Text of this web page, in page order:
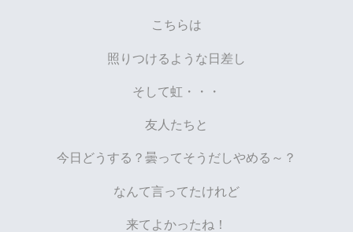
こちらは
照りつけるような日差し
そして虹・・・
友人たちと
今日どうする？曇ってそうだしやめる～？
なんて言ってたけれど
来てよかったね！